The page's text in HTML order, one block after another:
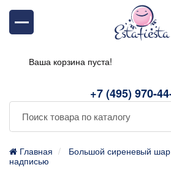
+7 (495) 970-
Ваша корзина пуста!
Главная
Большой сиреневый
надписью